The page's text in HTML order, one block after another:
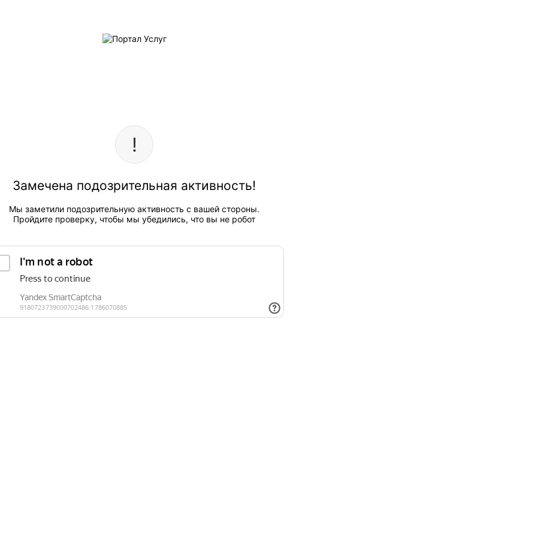
Замечена подозрительная активность!
Мы заметили подозрительную активность с вашей стороны.
Пройдите проверку, чтобы мы убедились, что вы не робот